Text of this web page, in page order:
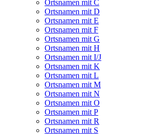
Ortsnamen mit C
Ortsnamen mit D
Ortsnamen mit E
Ortsnamen mit F
Ortsnamen mit G
Ortsnamen mit H
Ortsnamen mit I/J
Ortsnamen mit K
Ortsnamen mit L
Ortsnamen mit M
Ortsnamen mit N
Ortsnamen mit O
Ortsnamen mit P
Ortsnamen mit R
Ortsnamen mit S